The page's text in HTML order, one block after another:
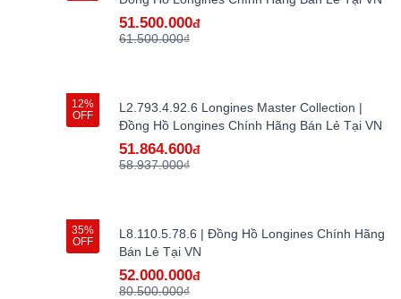
51.500.000đ
61.500.000₫
12%
OFF
L2.793.4.92.6 Longines Master Collection |
Đồng Hồ Longines Chính Hãng Bán Lẻ Tại VN
51.864.600đ
58.937.000₫
35%
OFF
L8.110.5.78.6 | Đồng Hồ Longines Chính Hãng
Bán Lẻ Tại VN
52.000.000đ
80.500.000₫